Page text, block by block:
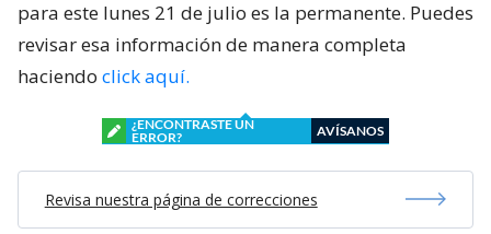
para este lunes 21 de julio es la permanente. Puedes
revisar esa información de manera completa
haciendo click aquí.
¿ENCONTRASTE UN
ERROR?
AVÍSANOS
Revisa nuestra página de correcciones